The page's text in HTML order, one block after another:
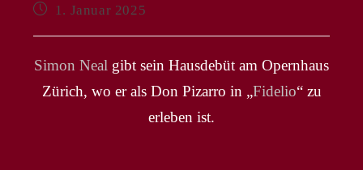
Beitrag1. Januar 2025
Simon Neal gibt sein Hausdebüt am Opernhaus
Zürich, wo er als Don Pizarro in „Fidelio“ zu
erleben ist.